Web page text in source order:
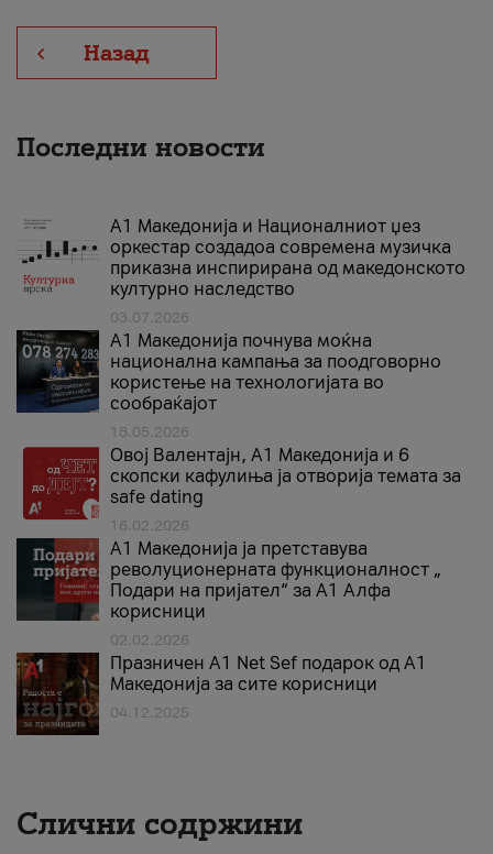
Назад
Последни новости
А1 Македонија и Националниот џез
оркестар создадоа современа музичка
приказна инспирирана од македонското
културно наследство
03.07.2026
A1 Македонија почнува моќна
национална кампања за поодговорно
користење на технологијата во
сообраќајот
18.05.2026
Овој Валентајн, A1 Македонија и 6
скопски кафулиња ја отворија темата за
safe dating
16.02.2026
А1 Македонија ја претставува
револуционерната функционалност „
Подари на пријател“ за А1 Алфа
корисници
02.02.2026
Празничен A1 Net Sеf подарок од А1
Македонија за сите корисници
04.12.2025
Слични содржини